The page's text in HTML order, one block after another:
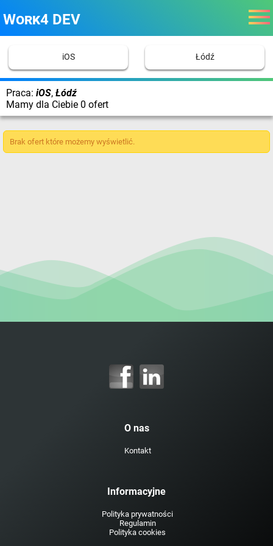
Work4 DEV
iOS Łódź
Praca: iOS, Łódź
Mamy dla Ciebie 0 ofert
Brak ofert które możemy wyświetlić.
O nas
Kontakt
Informacyjne
Polityka prywatności
Regulamin
Polityka cookies